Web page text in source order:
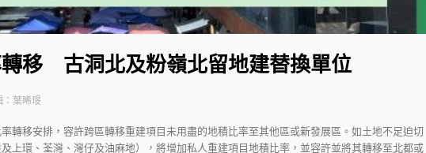
轉移 古洞北及粉嶺北留地建替換單位
：葉晞琝
轉移安排，容許跨區轉移重建項目未用盡的地積比率至其他區或新發展區。如土地不足迫切
上環、荃灣、灣仔及油麻地），將增加私人重建項目地積比率，並容許並將其轉移至北都或